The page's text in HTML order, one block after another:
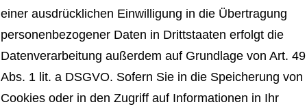
einer ausdrücklichen Einwilligung in die Übertragung
personenbezogener Daten in Drittstaaten erfolgt die
Datenverarbeitung außerdem auf Grundlage von Art. 49
Abs. 1 lit. a DSGVO. Sofern Sie in die Speicherung von
Cookies oder in den Zugriff auf Informationen in Ihr